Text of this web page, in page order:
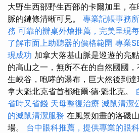
大野生西部野生西部的卡爾加里，
脈的鏈條清晰可見。 專業記帳事務
務 可靠的辦桌外燴推薦，完美呈現
了解市面上助聽器的價格範圍 專業
現成功 加拿大落基山脈是巡遊的亮
的高山之一，無所不在的自然國國
生峽谷，咆哮的瀑布，巨大然後到
拿大魁北克省首都維爾·德·魁北克。
省時又省錢 天母整復治療 滅鼠清潔
的滅鼠清潔服務 在風景如畫的洛磯
場。 台中眼科推薦，提供專業的眼